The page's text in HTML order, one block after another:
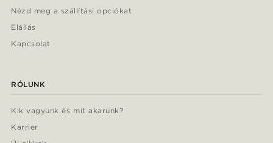
Nézd meg a szállítási opciókat
Elállás
Kapcsolat
RÓLUNK
Kik vagyunk és mit akarunk?
Karrier